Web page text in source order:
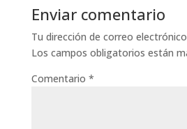
Enviar comentario
Tu dirección de correo
Los campos obligatorios están
Comentario *